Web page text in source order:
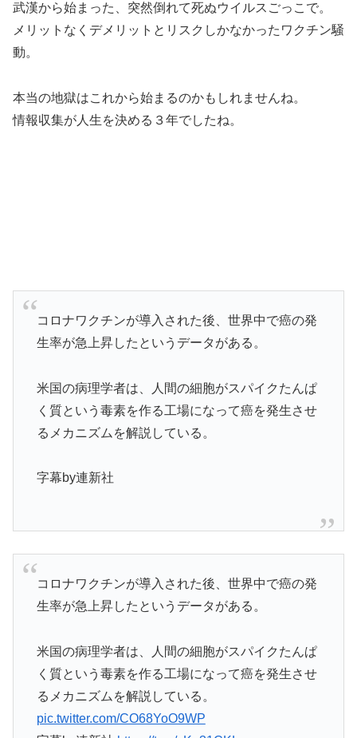
武漢から始まった、突然倒れて死ぬウイルスごっこで。
メリットなくデメリットとリスクしかなかったワクチン騒
動。
本当の地獄はこれから始まるのかもしれませんね。
情報収集が人生を決める３年でしたね。
コロナワクチンが導入された後、世界中で癌の発
生率が急上昇したというデータがある。
米国の病理学者は、人間の細胞がスパイクたんぱ
く質という毒素を作る工場になって癌を発生させ
るメカニズムを解説している。
字幕by連新社
コロナワクチンが導入された後、世界中で癌の発
生率が急上昇したというデータがある。
米国の病理学者は、人間の細胞がスパイクたんぱ
く質という毒素を作る工場になって癌を発生させ
るメカニズムを解説している。
pic.twitter.com/CO68YoO9WP